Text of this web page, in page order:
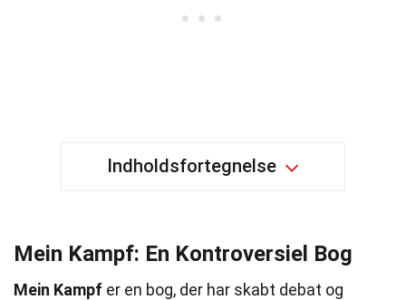
Indholdsfortegnelse
Mein Kampf: En Kontroversiel Bog
Mein Kampf er en bog, der har skabt debat og